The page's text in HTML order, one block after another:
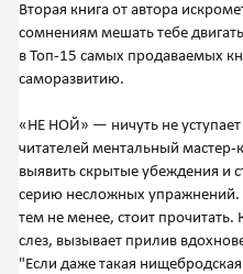
Вторая книга от автора
сомнениям мешать тебе
в Топ-15 самых продаваемых
саморазвитию.
«НЕ НОЙ» — ничуть не
читателей ментальный
выявить скрытые убеждения и
серию несложных упражнений.
тем не менее, стоит прочитать.
слез, вызывает прилив
"Если даже такая